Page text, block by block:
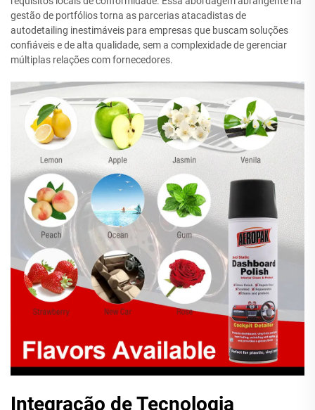
gestão de portfólios torna as parcerias atacadistas de
autodetailing inestimáveis para empresas que buscam soluções
confiáveis e de alta qualidade, sem a complexidade de gerenciar
múltiplas relações com fornecedores.
Integração de Tecnologia